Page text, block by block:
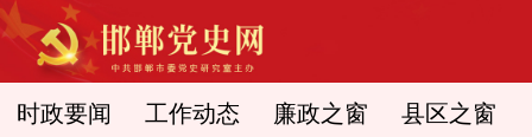
时政要闻 工作动态 廉政之窗 县区之窗